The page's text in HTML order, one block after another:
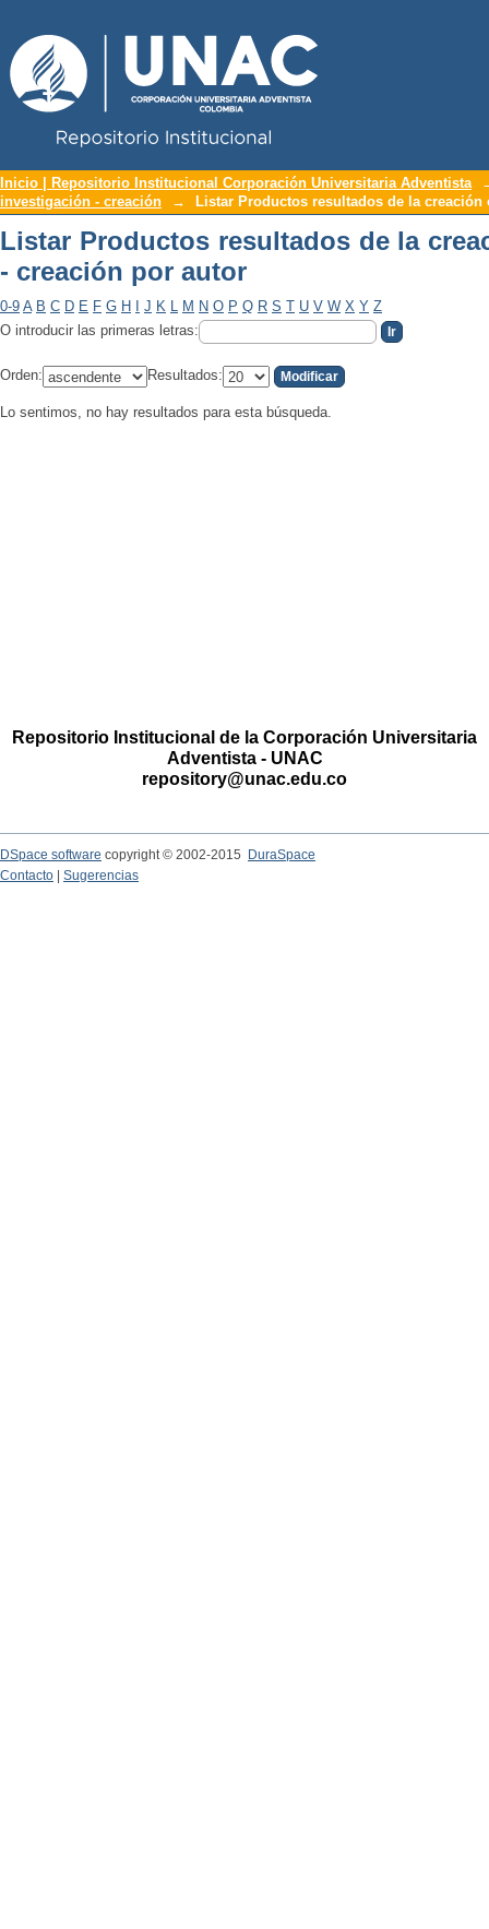
Listar Productos resultados de la
Inicio | Repositorio Institucional Corporación Universitaria Adventista
investigación - creación
→ Listar Productos resultados de la
Listar Productos resultados de la
- creación por autor
0-9 A B C D E F G H J K L M N O P Q R S T U V W X Y Z
O introducir las primeras letras:
Orden: Resultados:
Lo sentimos, no hay resultados para esta búsqueda.
Repositorio Institucional de la Corporación Universitaria
Adventista - UNAC
repository@unac.edu.co
DSpace software copyright © 2002-2015
DuraSpace
Contacto
Sugerencias